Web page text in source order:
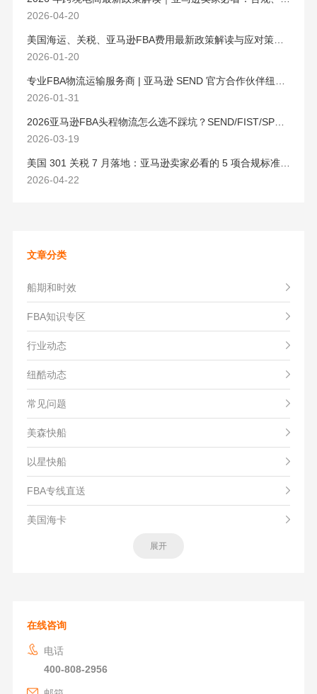
2026-04-20
美国海运、关税、亚马逊FBA费用最新政策解读与应对策略（2026版）
2026-01-20
2026-01-31
2026亚马逊FBA头程物流怎么选不踩坑？SEND/FIST/SPN官方认证物流商，只有这家敢承诺“准达率第一”
2026-03-19
美国 301 关税 7 月落地：亚马逊卖家必看的 5 项合规标准与稳交付方案
2026-04-22
文章分类
船期和时效
FBA知识专区
行业动态
纽酷动态
常见问题
美森快船
以星快船
FBA专线直送
美国海卡
展开
在线咨询
电话
400-808-2956